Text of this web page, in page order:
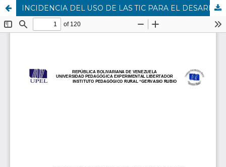
INCIDENCIA DEL USO DE LAS TIC PARA EL DESARROLLO DE LOS PROCESOS FORMATIVO DEL GRADO SEXTO DE PRIMARIA DE LA INSTITUCIÓN EDUCATIVA SAN LUIS GONZAGA